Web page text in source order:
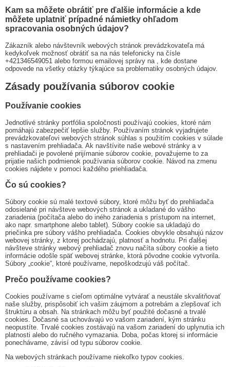
Kam sa môžete obrátiť pre ďalšie informácie a kde
môžete uplatniť prípadné námietky ohľadom
spracovania osobných údajov?
Zákazník alebo návštevník webových stránok prevádzkovateľa má
kedykoľvek možnosť obrátiť sa na nás telefonicky na čísle
+421346549051 alebo formou emailovej správy na
, kde dostane
odpovede na všetky otázky týkajúce sa problematiky osobných údajov.
Zásady používania súborov cookie
Používanie cookies
Jednotlivé stránky portfólia spoločnosti používajú cookies, ktoré nám
pomáhajú zabezpečiť lepšie služby. Používaním stránok vyjadrujete
prevádzkovateľovi webových stránok súhlas s použitím cookies v súlade
s nastavením prehliadača. Ak navštívite naše webové stránky a v
prehliadači je povolené prijímanie súborov cookie, považujeme to za
prijatie našich podmienok používania súborov cookie. Návod na zmenu
cookies nájdete v pomoci každého priehliadača.
Čo sú cookies?
Súbory cookie sú malé textové súbory, ktoré môžu byť do prehliadača
odosielané pri návšteve webových stránok a ukladané do vášho
zariadenia (počítača alebo do iného zariadenia s prístupom na internet,
ako napr. smartphone alebo tablet). Súbory cookie sa ukladajú do
priečinka pre súbory vášho prehliadača. Cookies obvykle obsahujú názov
webovej stránky, z ktorej pochádzajú, platnosť a hodnotu. Pri ďalšej
návšteve stránky webový prehliadač znovu načíta súbory cookie a tieto
informácie odošle späť webovej stránke, ktorá pôvodne cookie vytvorila.
Súbory „cookie“, ktoré používame, nepoškodzujú váš počítač.
Prečo používame cookies?
Cookies používame s cieľom optimálne vytvárať a neustále skvalitňovať
naše služby, prispôsobiť ich vašim záujmom a potrebám a zlepšovať ich
štruktúru a obsah. Na stránkach môžu byť použité dočasné a trvalé
cookies. Dočasné sa uchovávajú vo vašom zariadení, kým stránku
neopustíte. Trvalé cookies zostávajú na vašom zariadení do uplynutia ich
platnosti alebo do ručného vymazania. Doba, počas ktorej si informácie
ponechávame, závisí od typu súborov cookie.
Na webových stránkach používame niekoľko typov cookies.